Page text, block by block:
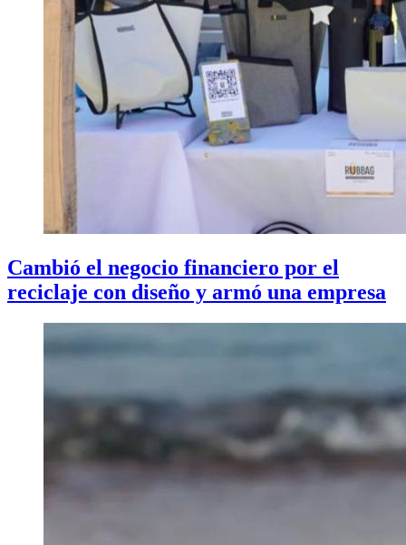
Cambió el negocio financiero por el
reciclaje con diseño y armó una empresa